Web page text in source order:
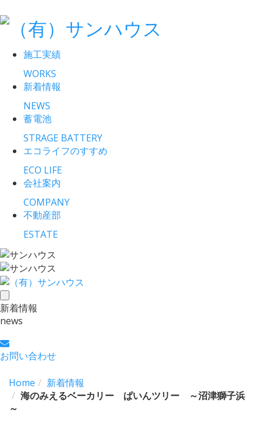
施工実績
WORKS
新着情報
NEWS
蓄電池
STRAGE BATTERY
エコライフのすすめ
ECO LIFE
会社案内
COMPANY
不動産部
ESTATE
toggle
navigation
新着情報
news
お問い合わせ
Home
新着情報
海のみえるベーカリー ぱいんツリー ～沼津獅子浜
～